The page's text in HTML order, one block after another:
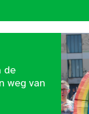
de
weg van